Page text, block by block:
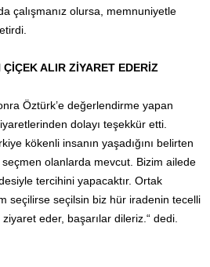
çalışmanız olursa, memnuniyetle
ALIR ZİYARET EDERİZ
Öztürk’e değerlendirme yapan
dolayı teşekkür etti.
kökenli insanın yaşadığını belirten
seçmen olanlarda mevcut. Bizim ailede
tercihini yapacaktır. Ortak
seçilirse seçilsin biz hür iradenin tecelli
eder, başarılar dileriz.“ dedi.